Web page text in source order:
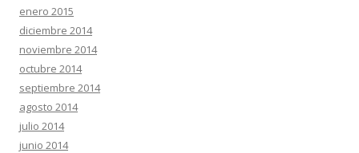
enero 2015
diciembre 2014
noviembre 2014
octubre 2014
septiembre 2014
agosto 2014
julio 2014
junio 2014